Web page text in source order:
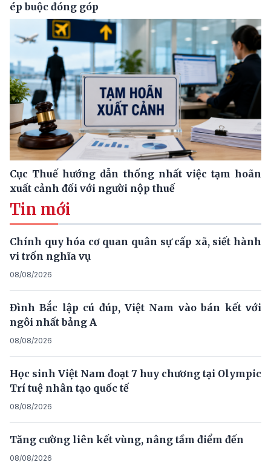
ép buộc đóng góp
Cục Thuế hướng dẫn thống nhất việc tạm hoãn
xuất cảnh đối với người nộp thuế
Tin mới
Chính quy hóa cơ quan quân sự cấp xã, siết hành
vi trốn nghĩa vụ
08/08/2026
Đình Bắc lập cú đúp, Việt Nam vào bán kết với
ngôi nhất bảng A
08/08/2026
Học sinh Việt Nam đoạt 7 huy chương tại Olympic
Trí tuệ nhân tạo quốc tế
08/08/2026
Tăng cường liên kết vùng, nâng tầm điểm đến
08/08/2026